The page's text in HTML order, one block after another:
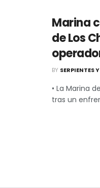
Marina
de Los
BY SERPIENTES
• La Marina
tras un